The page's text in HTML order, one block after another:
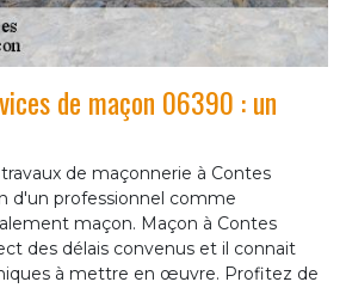
de maçon 06390 : un
de maçonnerie à Contes
d'un professionnel comme
maçon. Maçon à Contes
des délais convenus et il connait
à mettre en œuvre. Profitez de